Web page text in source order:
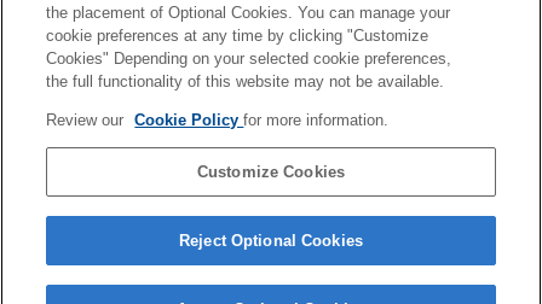
Dálkové ovládání
Volitelné reproduktory
Ostatní
Resetování reproduktorového systému
Dodatečné informace
the placement of Optional Cookies. You can manage your
cookie preferences at any time by clicking "Customize
Cookies" Depending on your selected cookie preferences,
the full functionality of this website may not be available.
Review our Cookie Policyfor more information.
Customize Cookies
Reject Optional Cookies